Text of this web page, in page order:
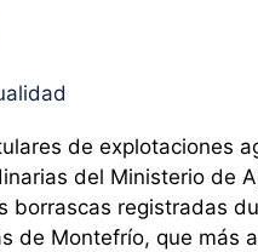
de explotaciones
del Ministerio de
borrascas registradas
de Montefrío, que más